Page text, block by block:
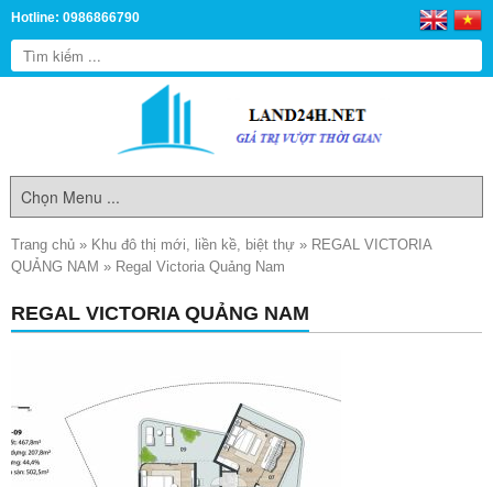
Hotline: 0986866790
Trang chủ » Khu đô thị mới, liền kề, biệt thự » REGAL VICTORIA
QUẢNG NAM » Regal Victoria Quảng Nam
REGAL VICTORIA QUẢNG NAM